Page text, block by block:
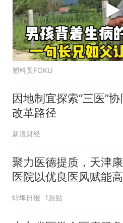
塑料叉FOKU
因地制宜探索“三医”协
改革路径
新浪财经
聚力医德提质，天津
医院以优良医风赋能高
量发展
蚌埠日报 1跟贴